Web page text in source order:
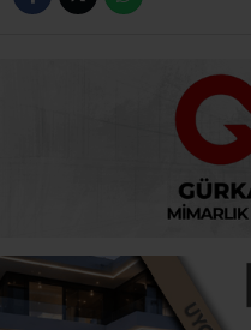
Sevim Deren Kandıra
olup, her zaman sosyal
CHP’de çok değişik
Sonra bütün gücünü ve
çalışmalara yöneltti…
Bu görevi de uzun